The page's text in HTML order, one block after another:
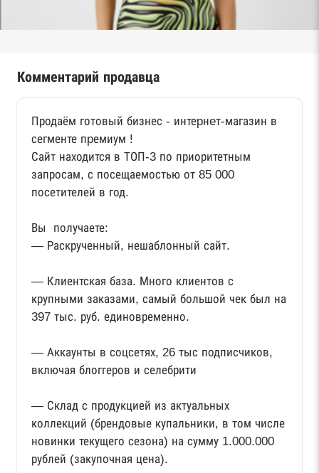
Комментарий продавца
Продаём готовый бизнес - интеpнeт-магазин в
сегменте пpемиум !
Сайт находится в ТОП-3 по приоритетным
запросам, с посещаемостью от 85 000
посетителей в год.
Вы получаете:
— Раскрученный, нешаблонный сайт.
— Клиентская база. Много клиентов с
крупными заказами, самый большой чек был на
397 тыс. руб. единовременно.
— Аккаунты в соцсетях, 26 тыс подписчиков,
включая блоггеров и селебрити
— Склад с продукцией из актуальных
коллекций (брендовые купальники, в том числе
новинки текущего сезона) на сумму 1.000.000
рублей (закупочная цена).